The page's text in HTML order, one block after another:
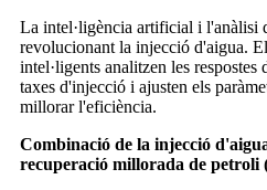
La intel·ligència artificial i l'anàlisi
revolucionant la injecció d'aigua.
intel·ligents analitzen les
taxes d'injecció i ajusten els
millorar l'eficiència.
Combinació de la injecció
recuperació millorada de petroli